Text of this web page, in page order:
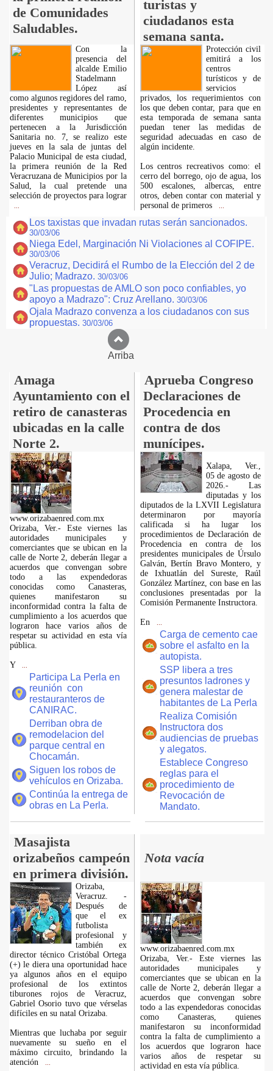
de Comunidades
Saludables.
turistas y
ciudadanos esta
semana santa.
Con la
presencia del
alcalde Emilio
Stadelmann
López así
como algunos regidores del ramo,
presidentes y representantes de
diferentes municipios que
pertenecen a la Jurisdicción
Sanitaria no. 7, se realizo este
jueves en la sala de juntas del
Palacio Municipal de esta ciudad,
la primera reunión de la Red
Veracruzana de Municipios por la
Salud, la cual pretende una
selección de proyectos para lograr
Protección civil
emitirá a los
centros
turísticos y de
servicios
privados, los requerimientos con
los que deben contar, para que en
esta temporada de semana santa
puedan tener las medidas de
seguridad adecuadas en caso de
algún incidente.
Los centros recreativos como: el
cerro del borrego, ojo de agua, los
500 escalones, albercas, entre
otros, deben contar con material y
personal de primeros
Los taxistas que invadan rutas serán sancionados.
30/03/06
Niega Edel, Marginación Ni Violaciones al COFIPE.
30/03/06
Veracruz, Decidirá el Rumbo de la Elección del 2 de
Julio; Madrazo. 30/03/06
"Las propuestas de AMLO son poco confiables, yo
apoyo a Madrazo": Cruz Arellano. 30/03/06
Ojala Madrazo convenza a los ciudadanos con sus
propuestas. 30/03/06
Arriba
Amaga
Ayuntamiento con el
retiro de canasteras
ubicadas en la calle
Norte 2.
Aprueba Congreso
Declaraciones de
Procedencia en
contra de dos
munícipes.
www.orizabaenred.com.mx
Orizaba, Ver.- Este viernes las
autoridades municipales y
comerciantes que se ubican en la
calle de Norte 2, deberán llegar a
acuerdos que convengan sobre
todo a las expendedoras
conocidas como Canasteras,
quienes manifestaron su
inconformidad contra la falta de
cumplimiento a los acuerdos que
lograron hace varios años de
respetar su actividad en esta vía
pública.
Y
Participa La Perla en
reunión con
restauranteros de
CANIRAC.
Derriban obra de
remodelacion del
parque central en
Chocamán.
Siguen los robos de
vehículos en Orizaba.
Continúa la entrega de
obras en La Perla.
Xalapa, Ver.,
05 de agosto de
2026.- Las
diputadas y los
diputados de la LXVII Legislatura
determinaron por mayoría
calificada si ha lugar los
procedimientos de Declaración de
Procedencia en contra de los
presidentes municipales de Úrsulo
Galván, Bertín Bravo Montero, y
de Ixhuatlán del Sureste, Raúl
González Martínez, con base en las
conclusiones presentadas por la
Comisión Permanente Instructora.
En
Carga de cemento cae
sobre el asfalto en la
autopista.
SSP libera a tres
presuntos ladrones y
genera malestar de
habitantes de La Perla
Realiza Comisión
Instructora dos
audiencias de pruebas
y alegatos.
Establece Congreso
reglas para el
procedimiento de
Revocación de
Mandato.
Masajista
orizabeños campeón
en primera división.
Nota vacía
Orizaba,
Veracruz. -
Después de
que el ex
futbolista
profesional y
también ex
director técnico Cristóbal Ortega
(+) le diera una oportunidad hace
ya algunos años en el equipo
profesional de los extintos
tiburones rojos de Veracruz,
Gabriel Osorio tuvo que vérselas
difíciles en su natal Orizaba.
Mientras que luchaba por seguir
nuevamente su sueño en el
máximo circuito, brindando la
atención
www.orizabaenred.com.mx
Orizaba, Ver.- Este viernes las
autoridades municipales y
comerciantes que se ubican en la
calle de Norte 2, deberán llegar a
acuerdos que convengan sobre
todo a las expendedoras conocidas
como Canasteras, quienes
manifestaron su inconformidad
contra la falta de cumplimiento a
los acuerdos que lograron hace
varios años de respetar su
actividad en esta vía pública.